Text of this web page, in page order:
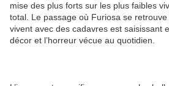
mise des plus forts sur les plus faibles
total. Le passage où Furiosa se
vivent avec des cadavres est saisissant
décor et l’horreur vécue au quotidien.